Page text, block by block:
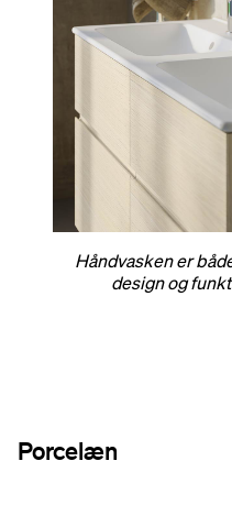
Håndvasken er
design og
Porcelæn